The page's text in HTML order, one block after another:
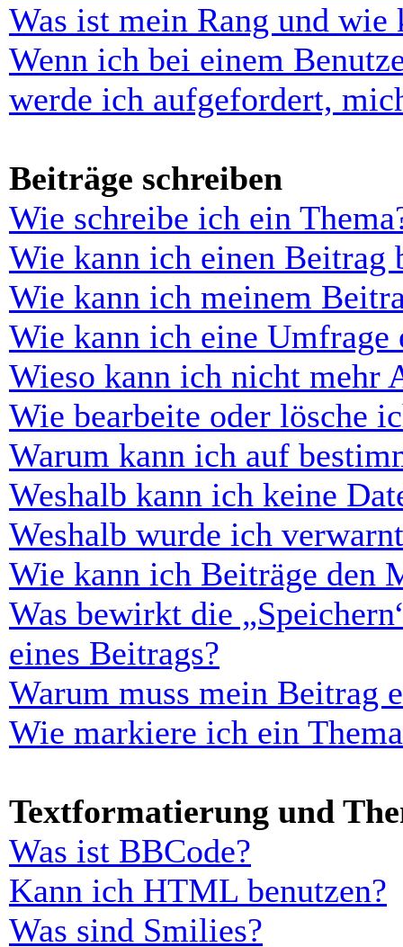
Was ist mein Rang und wie
Wenn ich bei einem
werde ich aufgefordert,
Beiträge schreiben
Wie schreibe ich ein
Wie kann ich einen Beitrag
Wie kann ich meinem
Wie kann ich eine Umfrage
Wieso kann ich nicht mehr
Wie bearbeite oder lösche
Warum kann ich auf
Weshalb kann ich keine
Weshalb wurde ich
Wie kann ich Beiträge den
Was bewirkt die
eines Beitrags?
Warum muss mein Beitrag
Wie markiere ich ein
Textformatierung und
Was ist BBCode?
Kann ich HTML benutzen?
Was sind Smilies?